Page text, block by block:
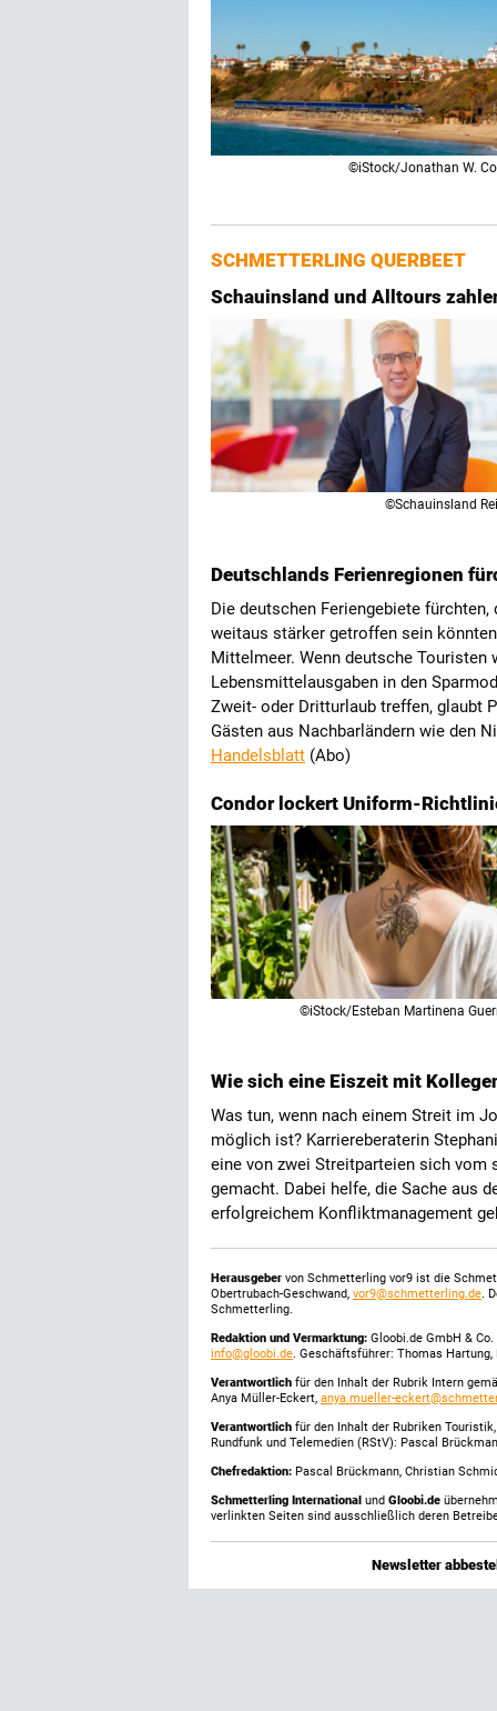
©iStock/Jonathan W.
SCHMETTERLING QUERBEET
Schauinsland und Alltours
©Schauinsland
Deutschlands Ferienregionen
Die deutschen Feriengebiete
weitaus stärker getroffen sein
Mittelmeer. Wenn deutsche Touristen
Lebensmittelausgaben in den
Zweit- oder Dritturlaub treffen, glaubt
Gästen aus Nachbarländern wie den
Handelsblatt (Abo)
Condor lockert Uniform-
©iStock/Esteban Martinena
Wie sich eine Eiszeit mit
Was tun, wenn nach einem Streit im
möglich ist? Karriereberaterin
eine von zwei Streitparteien sich vom
gemacht. Dabei helfe, die Sache aus
erfolgreichem Konfliktmanagement
Herausgeber von Schmetterling vor9 ist die
Obertrubach-Geschwand, vor9@schmetterling.de.
Schmetterling.
Redaktion und Vermarktung: Gloobi.de GmbH &
info@gloobi.de. Geschäftsführer: Thomas
Verantwortlich für den Inhalt der Rubrik Intern
Anya Müller-Eckert, anya.mueller-
Verantwortlich für den Inhalt der Rubriken
Rundfunk und Telemedien (RStV): Pascal
Chefredaktion: Pascal Brückmann, Christian
Schmetterling International und Gloobi.de
verlinkten Seiten sind ausschließlich deren
Newsletter